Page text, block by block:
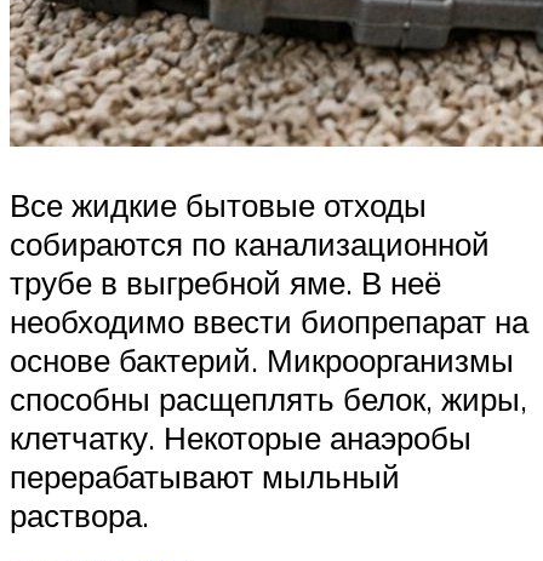
Все жидкие бытовые отходы
собираются по канализационной
трубе в выгребной яме. В неё
необходимо ввести биопрепарат на
основе бактерий. Микроорганизмы
способны расщеплять белок, жиры,
клетчатку. Некоторые анаэробы
перерабатывают мыльный
раствора.